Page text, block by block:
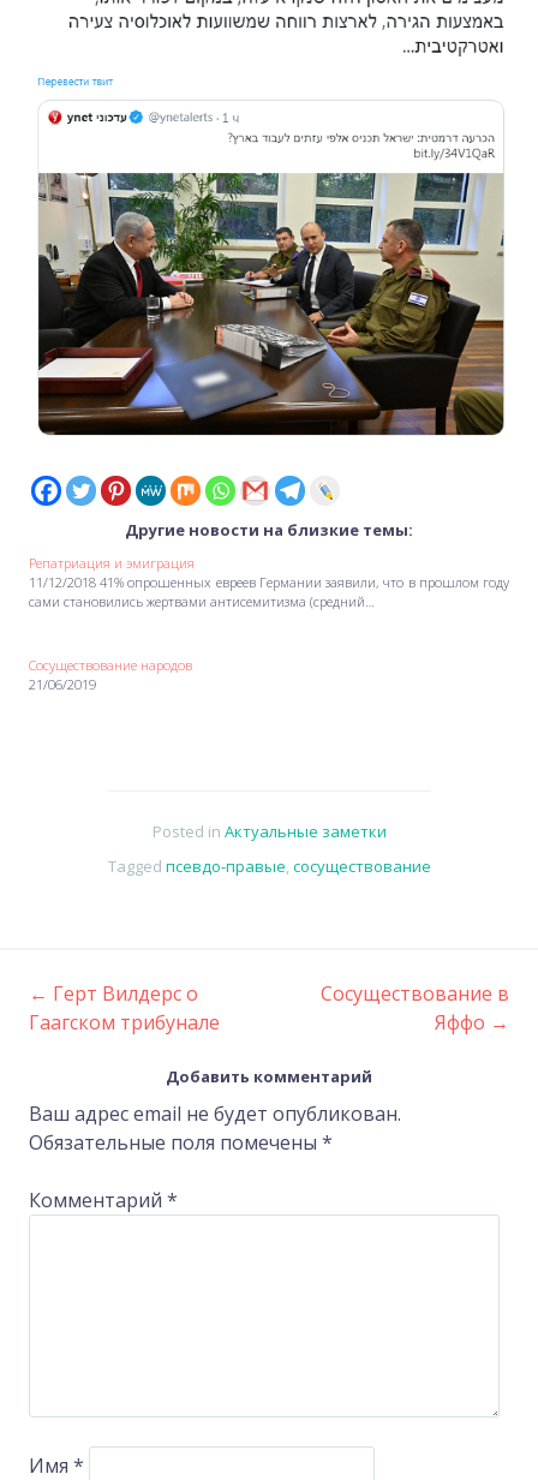
Другие новости на близкие темы:
Репатриация и эмиграция
11/12/2018 41% опрошенных евреев Германии заявили, что в прошлом году
сами становились жертвами антисемитизма (средний…
Сосуществование народов
21/06/2019
Posted in Актуальные заметки
Tagged псевдо-правые,сосуществование
Post
navigation
← Герт Вилдерс о
Гаагском трибунале
Сосуществование в
Яффо →
Добавить комментарий
Ваш адрес email не будет опубликован.
Обязательные поля помечены *
Комментарий *
Имя *